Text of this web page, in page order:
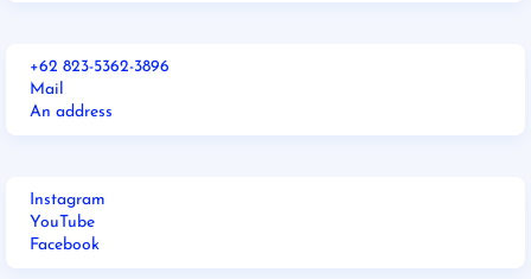
+62 823-5362-3896
Mail
An address
Instagram
YouTube
Facebook